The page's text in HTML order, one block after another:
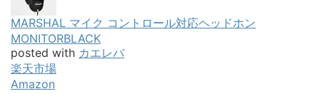
MARSHAL マイク コントロール対応ヘッドホン
MONITORBLACK
posted with カエレバ
楽天市場
Amazon